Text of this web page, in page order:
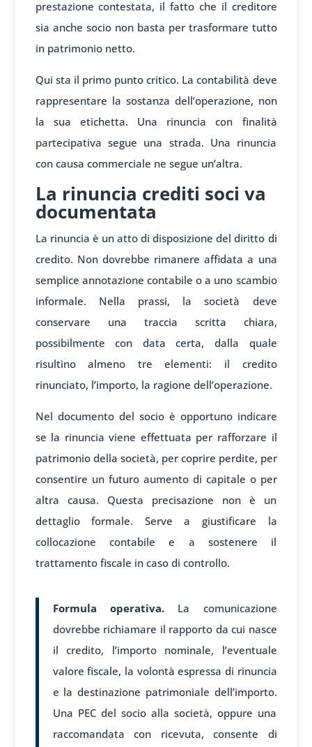
prestazione contestata, il fatto che il creditore
sia anche socio non basta per trasformare tutto
in patrimonio netto.
Qui sta il primo punto critico. La contabilità deve
rappresentare la sostanza dell’operazione, non
la sua etichetta. Una rinuncia con finalità
partecipativa segue una strada. Una rinuncia
con causa commerciale ne segue un’altra.
La rinuncia crediti soci va
documentata
La rinuncia è un atto di disposizione del diritto di
credito. Non dovrebbe rimanere affidata a una
semplice annotazione contabile o a uno scambio
informale. Nella prassi, la società deve
conservare una traccia scritta chiara,
possibilmente con data certa, dalla quale
risultino almeno tre elementi: il credito
rinunciato, l’importo, la ragione dell’operazione.
Nel documento del socio è opportuno indicare
se la rinuncia viene effettuata per rafforzare il
patrimonio della società, per coprire perdite, per
consentire un futuro aumento di capitale o per
altra causa. Questa precisazione non è un
dettaglio formale. Serve a giustificare la
collocazione contabile e a sostenere il
trattamento fiscale in caso di controllo.
Formula operativa.La comunicazione
dovrebbe richiamare il rapporto da cui nasce
il credito, l’importo nominale, l’eventuale
valore fiscale, la volontà espressa di rinuncia
e la destinazione patrimoniale dell’importo.
Una PEC del socio alla società, oppure una
raccomandata con ricevuta, consente di